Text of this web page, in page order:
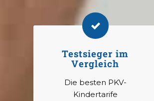
Testsieger im
Vergleich
Die besten PKV-
Kindertarife